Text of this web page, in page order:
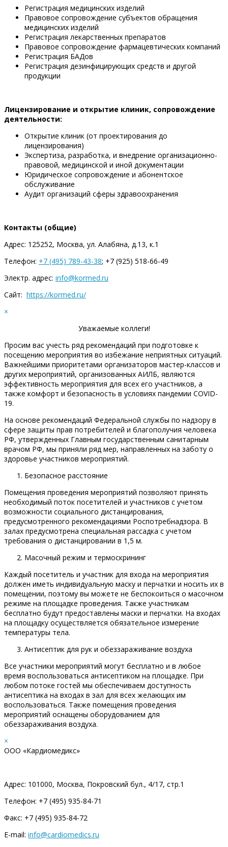
Регистрация медицинских изделий
Правовое сопровождение субъектов обращения
медицинских изделий
Регистрация лекарственных препаратов
Правовое сопровождение фармацевтических компаний
Регистрация БАДов
Регистрация дезинфицирующих средств и другой
продукции
Лицензирование и открытие клиник, сопровождение
деятельности:
Открытие клиник (от проектирования до
лицензирования)
Экспертиза, разработка, и внедрение организационно-
правовой, медицинской и иной документации
Юридическое сопровождение и абонентское
обслуживание
Аудит организаций сферы здравоохранения
Контакты (общие)
Адрес: 125252, Москва, ул. Алабяна, д.13, к.1
Телефон: +7 (495) 789-43-38; +7 (925) 518-66-49
Электр. адрес: info@kormed.ru
Сайт: https://kormed.ru/
×
Уважаемые коллеги!
Просим вас учесть ряд рекомендаций при подготовке к
посещению мероприятия во избежание неприятных ситуаций.
Важнейшими приоритетами организаторов мастер-классов и
других мероприятий, организованных АИЛБ, являются
эффективность мероприятия для всех его участников, а
также комфорт и безопасность в условиях пандемии COVID-
19.
На основе рекомендаций Федеральной службы по надзору в
сфере защиты прав потребителей и благополучия человека
РФ, утвержденных Главным государственным санитарным
врачом РФ, мы приняли ряд мер, направленных на заботу о
здоровье участников мероприятий.
Безопасное расстояние
Помещения проведения мероприятий позволяют принять
необходимый поток посетителей и участников с учетом
возможности социального дистанцирования,
предусмотренного рекомендациями Роспотребнадзора. В
залах предусмотрена специальная рассадка с учетом
требования о дистанцировании в 1,5 м.
Масочный режим и термоскрининг
Каждый посетитель и участник для входа на мероприятия
должен иметь индивидуальную маску и перчатки и носить их в
помещении, поэтому вы можете не беспокоиться о масочном
режиме на площадке проведения. Также участникам
бесплатно будут предоставлены маски и перчатки. На входах
на площадку осуществляется обязательное измерение
температуры тела.
Антисептик для рук и обеззараживание воздуха
Все участники мероприятий могут бесплатно и в любое
время воспользоваться антисептиком на площадке. При
любом потоке гостей мы обеспечиваем доступность
антисептика на входах в зал для всех желающих им
воспользоваться. Также помещения проведения
мероприятий оснащены оборудованием для
обеззараживания воздуха.
×
ООО «Кардиомедикс»
Адрес: 101000, Москва, Покровский бул., 4/17, стр.1
Телефон: +7 (495) 935-84-71
Факс: +7 (495) 935-84-72
E-mail: info@cardiomedics.ru